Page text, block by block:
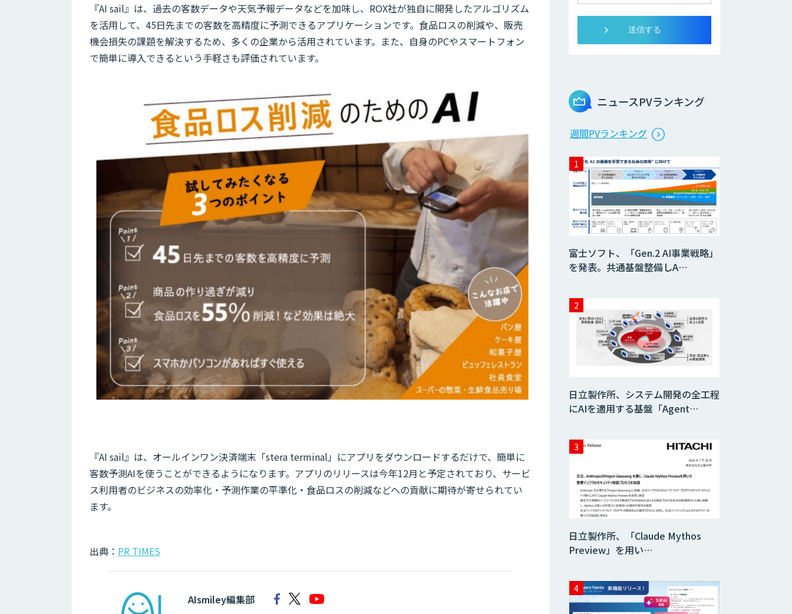
『AI sail』は、過去の客数データや天気予報データなどを加味し、ROX社が独自に開発したアルゴリズム
を活用して、45日先までの客数を高精度に予測できるアプリケーションです。食品ロスの削減や、販売
機会損失の課題を解決するため、多くの企業から活用されています。また、自身のPCやスマートフォン
で簡単に導入できるという手軽さも評価されています。
『AI sail』は、オールインワン決済端末「stera terminal」にアプリをダウンロードするだけで、簡単に
客数予測AIを使うことができるようになります。アプリのリリースは今年12月と予定されており、サービ
ス利用者のビジネスの効率化・予測作業の平準化・食品ロスの削減などへの貢献に期待が寄せられてい
ます。
出典： PR TIMES
AIsmiley編集部
ニュースPVランキング
週間PVランキング
富士ソフト、「Gen.2 AI事業戦略」
を発表。共通基盤整備しA…
日立製作所、システム開発の全工程
にAIを適用する基盤「Agent…
日立製作所、「Claude Mythos
Preview」を用い…